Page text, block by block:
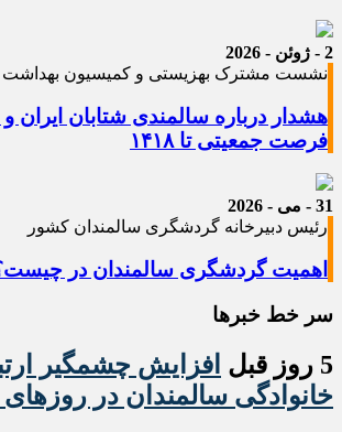
2 - ژوئن - 2026
نشست مشترک بهزیستی و کمیسیون بهداشت
هشدار درباره سالمندی شتابان ایران
فرصت جمعیتی تا ۱۴۱۸
31 - می - 2026
رئیس دبیرخانه گردشگری سالمندان کشور
اهمیت گردشگری سالمندان در
سر خط خبرها
5 روز قبل
افزایش چشمگیر
خانوادگی سالمندان در